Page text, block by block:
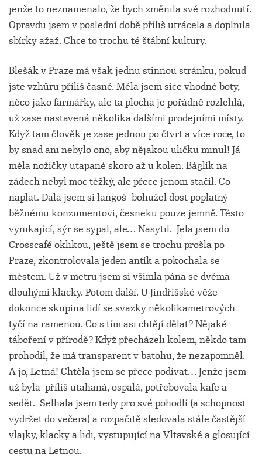
jenže to neznamenalo, že bych změnila své rozhodnutí.
Opravdu jsem v poslední době příliš utrácela a doplnila
sbírky ažaž. Chce to trochu té štábní kultury.
Blešák v Praze má však jednu stinnou stránku, pokud
jste vzhůru příliš časně. Měla jsem sice vhodné boty,
něco jako farmářky, ale ta plocha je pořádně rozlehlá,
už zase nastavená několika dalšími prodejními místy.
Když tam člověk je zase jednou po čtvrt a více roce, to
by snad ani nebylo ono, aby nějakou uličku minul! Já
měla nožičky uťapané skoro až u kolen. Báglík na
zádech nebyl moc těžký, ale přece jenom stačil. Co
naplat. Dala jsem si langoš- bohužel dost poplatný
běžnému konzumentovi, česneku pouze jemně. Těsto
vynikající, sýr se sypal, ale… Nasytil. Jela jsem do
Crosscafé oklikou, ještě jsem se trochu prošla po
Praze, zkontrolovala jeden antík a pokochala se
městem. Už v metru jsem si všimla pána se dvěma
dlouhými klacky. Potom další. U Jindřišské věže
dokonce skupina lidí se svazky několikametrových
tyčí na ramenou. Co s tím asi chtějí dělat? Nějaké
táboření v přírodě? Když přecházeli kolem, někdo tam
prohodil, že má transparent v batohu, že nezapomněl.
A jo, Letná! Chtěla jsem se přece podívat… Jenže jsem
už byla příliš utahaná, ospalá, potřebovala kafe a
sedět. Selhala jsem tedy pro své pohodlí (a schopnost
vydržet do večera) a rozpačitě sledovala stále častější
vlajky, klacky a lidi, vystupující na Vltavské a glosující
cestu na Letnou.